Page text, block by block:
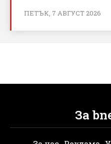
ПЕТЪК, 7 АВГУСТ 2026
За